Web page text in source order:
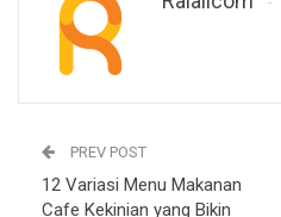
PREV POST
12 Variasi Menu Makanan
Cafe Kekinian yang Bikin